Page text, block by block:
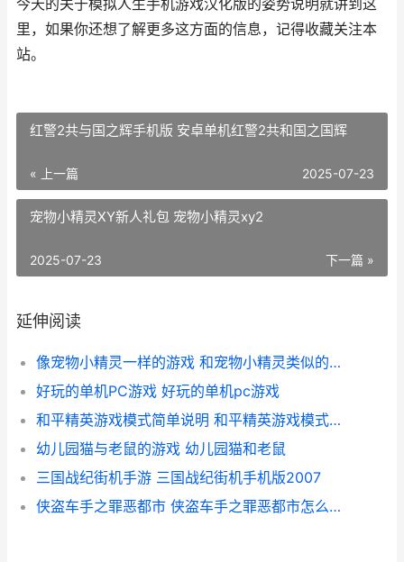
今天的关于模拟人生手机游戏汉化版的姿势说明就讲到这
里，如果你还想了解更多这方面的信息，记得收藏关注本
站。
红警2共与国之辉手机版 安卓单机红警2共和国之国辉
« 上一篇 2025-07-23
宠物小精灵XY新人礼包 宠物小精灵xy2
下一篇 »
2025-07-23
延伸阅读
像宠物小精灵一样的游戏 和宠物小精灵类似的单机游戏
好玩的单机PC游戏 好玩的单机pc游戏
和平精英游戏模式简单说明 和平精英游戏模式要打开吗手机
幼儿园猫与老鼠的游戏 幼儿园猫和老鼠
三国战纪街机手游 三国战纪街机手机版2007
侠盗车手之罪恶都市 侠盗车手之罪恶都市怎么领取自动步枪